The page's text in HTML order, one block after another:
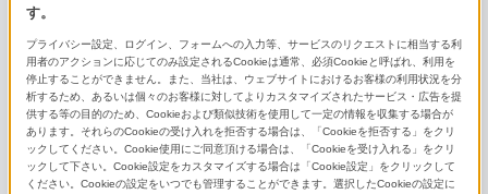
FE 50mm F2.8 Macro
FE 90mm F2.8 Macro G OSS
E 30mm F3.5 Macro
す。
プライバシー設定、ログイン、フォームへの入力等、サービスのリクエストに相当する利
用者のアクションに応じてのみ設定されるCookieは通常、必須Cookieと呼ばれ、利用を
停止することができません。また、当社は、ウェブサイトにおけるお客様の利用状況を分
析するため、あるいは個々のお客様に対してよりカスタマイズされたサービス・広告を提
供する等の目的のため、Cookieおよび類似技術を使用して一定の情報を収集する場合が
あります。それらのCookieの受け入れを拒否する場合は、「Cookieを拒否する」をクリ
ックしてください。Cookie使用にご同意頂ける場合は、「Cookieを受け入れる」をクリ
ックして下さい。Cookie設定をカスタマイズする場合は「Cookie設定」をクリックして
ください。Cookieの設定をいつでも管理することができます。選択したCookieの設定に